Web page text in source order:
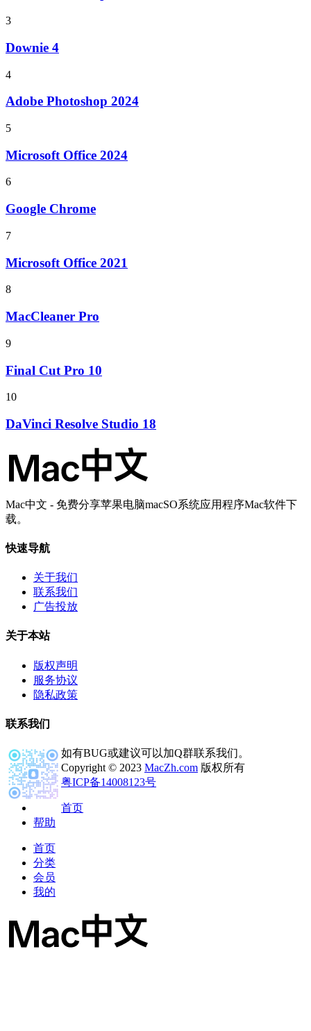
3
Downie 4
4
Adobe Photoshop 2024
5
Microsoft Office 2024
6
Google Chrome
7
Microsoft Office 2021
8
MacCleaner Pro
9
Final Cut Pro 10
10
DaVinci Resolve Studio 18
Mac中文 - 免费分享苹果电脑macSO系统应用程序Mac软件下
载。
快速导航
关于我们
联系我们
广告投放
关于本站
版权声明
服务协议
隐私政策
联系我们
如有BUG或建议可以加Q群联系我们。
Copyright © 2023 MacZh.com 版权所有
粤ICP备14008123号
首页
帮助
首页
分类
会员
我的